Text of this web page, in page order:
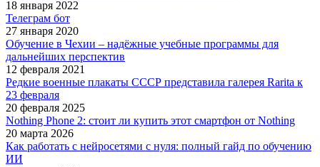
18 января 2022
Телеграм бот
27 января 2020
Обучение в Чехии – надёжные учебные программы для
дальнейших перспектив
12 февраля 2021
Редкие военные плакаты СССР представила галерея Rarita к
23 февраля
20 февраля 2025
Nothing Phone 2: стоит ли купить этот смартфон от Nothing
20 марта 2026
Как работать с нейросетями с нуля: полный гайд по обучению
ИИ